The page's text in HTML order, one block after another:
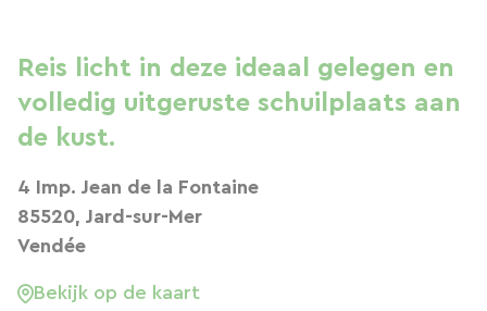
Reis licht in deze ideaal gelegen en
volledig uitgeruste schuilplaats aan
de kust.
4 Imp. Jean de la Fontaine
85520, Jard-sur-Mer
Vendée
Bekijk op de kaart